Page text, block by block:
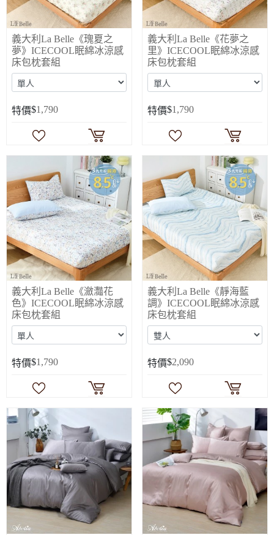
義大利La Belle《瑰夏之
夢》ICECOOL眠綿冰涼感
床包枕套組
特價$1,790
義大利La Belle《花夢之
里》ICECOOL眠綿冰涼感
床包枕套組
特價$1,790
義大利La Belle《瀲灩花
色》ICECOOL眠綿冰涼感
床包枕套組
特價$1,790
義大利La Belle《靜海藍
調》ICECOOL眠綿冰涼感
床包枕套組
特價$2,090